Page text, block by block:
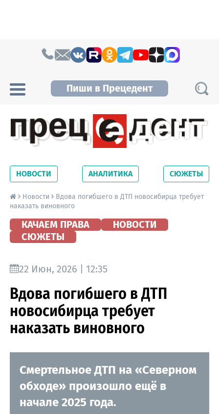
Пиши в Прецедент
Новосибирской области. Читайте свежие
новости на сайте сетевого издания
Precedent.
НОВОСТИ АНАЛИТИКА СЮЖЕТЫ
Новости
Вдова погибшего в ДТП новосибирца требует
наказать виновного
КАЧАЕМ ПРАВА
НОВОСТИ
СЮЖЕТЫ
22 Июн, 2026 | 12:35
Вдова погибшего в ДТП
новосибирца требует
наказать виновного
Смертельное ДТП на «Северном
обходе» произошло ещё в
начале 2025 года.